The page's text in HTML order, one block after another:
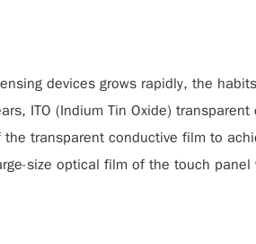
devices grows rapidly, the
ITO (Indium Tin Oxide)
transparent conductive film to
size optical film of the touch